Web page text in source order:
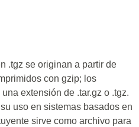
.tgz se originan a partir de
con gzip; los
extensión de .tar.gz o .tgz.
uso en sistemas basados en
sirve como archivo para